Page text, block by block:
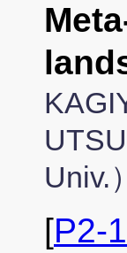
Univ.
[P2-